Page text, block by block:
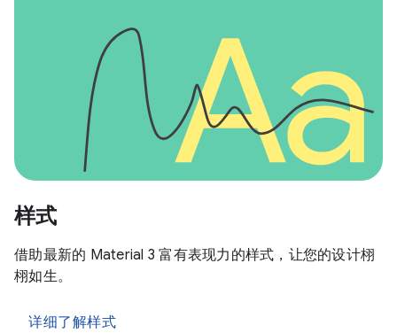
样式
借助最新的 Material 3 富有表现力的样式，让您的设计栩
栩如生。
详细了解样式